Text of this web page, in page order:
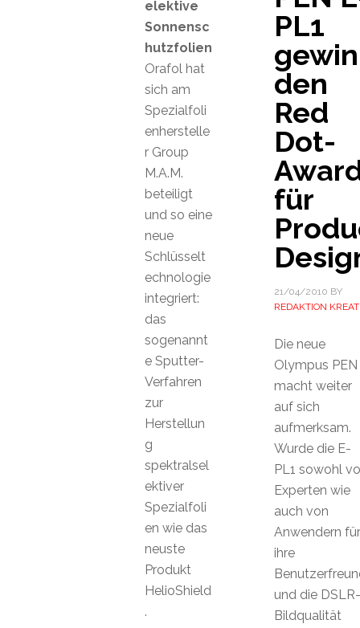
PL1
den
Red
Dot-
für
21/04/2010 BY
REDAKTION
Die neue
Olympus PEN
macht weiter
auf sich
aufmerksam.
Wurde die E-
PL1 sowohl
Experten wie
auch von
Anwendern für
ihre
und die DSLR-
Bildqualität
elektive
Sonnensc
hutzfolien
Orafol hat
sich am
Spezialfoli
enherstelle
r Group
M.A.M.
beteiligt
und so eine
neue
Schlüsselt
echnologie
integriert:
das
sogenannt
e Sputter-
Verfahren
zur
Herstellun
g
spektralsel
ektiver
Spezialfoli
en wie das
neuste
Produkt
HelioShield
.